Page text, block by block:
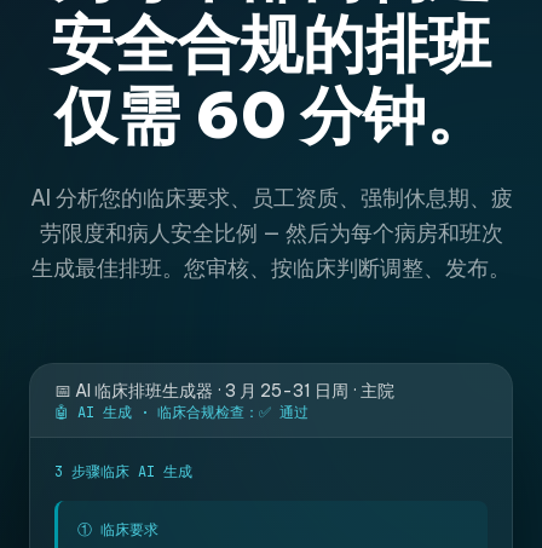
安全合规的排班
仅需 60 分钟。
AI 分析您的临床要求、员工资质、强制休息期、疲
劳限度和病人安全比例 — 然后为每个病房和班次
生成最佳排班。您审核、按临床判断调整、发布。
📅 AI 临床排班生成器 · 3 月 25-31 日周 · 主院
🤖 AI 生成 · 临床合规检查：✅ 通过
3 步骤临床 AI 生成
① 临床要求